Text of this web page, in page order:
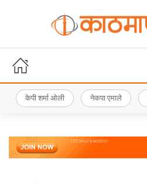
केपी शर्मा ओली नेकपा एमाले